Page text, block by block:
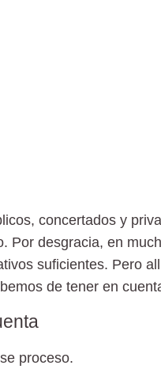
concertados y
Por desgracia, en
suficientes. Pero
de tener en
proceso.